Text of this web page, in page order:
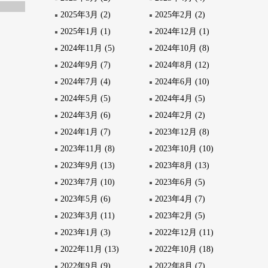
2025年3月 (2)
2025年2月 (2)
2025年1月 (1)
2024年12月 (1)
2024年11月 (5)
2024年10月 (8)
2024年9月 (7)
2024年8月 (12)
2024年7月 (4)
2024年6月 (10)
2024年5月 (5)
2024年4月 (5)
2024年3月 (6)
2024年2月 (2)
2024年1月 (7)
2023年12月 (8)
2023年11月 (8)
2023年10月 (10)
2023年9月 (13)
2023年8月 (13)
2023年7月 (10)
2023年6月 (5)
2023年5月 (6)
2023年4月 (7)
2023年3月 (11)
2023年2月 (5)
2023年1月 (3)
2022年12月 (11)
2022年11月 (13)
2022年10月 (18)
2022年9月 (9)
2022年8月 (7)